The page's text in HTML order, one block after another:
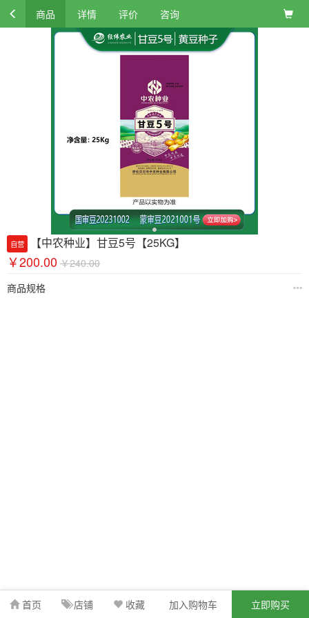
商品 详情 评价 咨询
自营 【中农种业】甘豆5号【25KG】
￥200.00 ￥240.00
商品规格
首页 店铺 收藏 加入购物车 立即购买